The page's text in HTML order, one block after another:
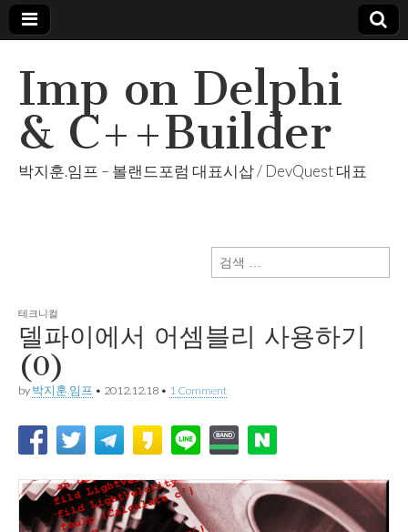
Imp on Delphi
& C++Builder
박지훈.임프 – 볼랜드포럼 대표시삽 / DevQuest 대표
검
색:
테크니컬
델파이에서 어셈블리 사용하기
(0)
by 박지훈.임프 • 2012.12.18 • 1 Comment